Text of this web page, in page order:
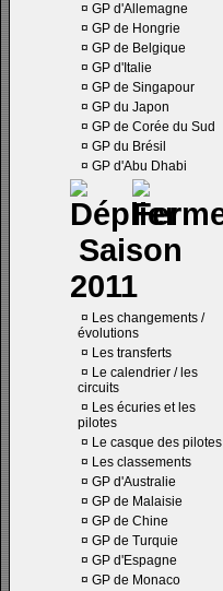
¤ GP d'Allemagne
¤ GP de Hongrie
¤ GP de Belgique
¤ GP d'Italie
¤ GP de Singapour
¤ GP du Japon
¤ GP de Corée du Sud
¤ GP du Brésil
¤ GP d'Abu Dhabi
Saison
2011
¤ Les changements /
évolutions
¤ Les transferts
¤ Le calendrier / les
circuits
¤ Les écuries et les
pilotes
¤ Le casque des pilotes
¤ Les classements
¤ GP d'Australie
¤ GP de Malaisie
¤ GP de Chine
¤ GP de Turquie
¤ GP d'Espagne
¤ GP de Monaco